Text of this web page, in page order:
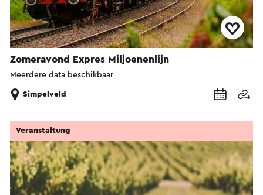
Zomeravond Expres Miljoenenlijn
Meerdere data beschikbaar
Simpelveld
Veranstaltung